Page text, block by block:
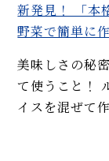
新発見！ 「本
野菜で簡単に
美味しさの秘
て使うこと！
イスを混ぜて